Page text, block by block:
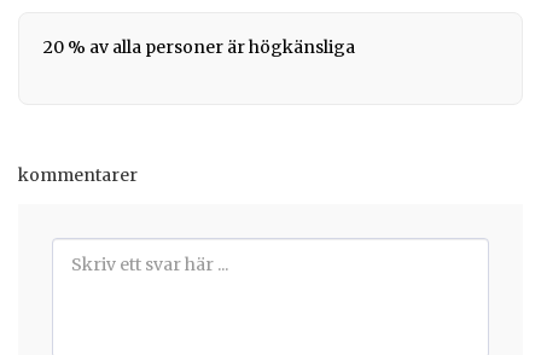
20 % av alla personer är högkänsliga
kommentarer